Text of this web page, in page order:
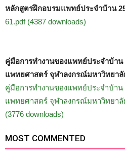
หลักสูตรฝึกอบรมแพทย์ประจำบ้าน
61.pdf (4387 downloads)
คู่มือการทำงานของแพทย์ประจำบ้า
แพทยศาสตร์ จุฬาลงกรณ์มหาวิทยาลั
คู่มือการทำงานของแพทย์ประจำบ้า
แพทยศาสตร์ จุฬาลงกรณ์มหาวิทยาลั
(3776 downloads)
MOST COMMENTED